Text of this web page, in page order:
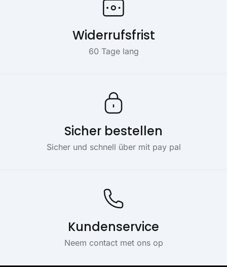
Widerrufsfrist
60 Tage lang
Sicher bestellen
Sicher und schnell über mit pay pal
Kundenservice
Neem contact met ons op